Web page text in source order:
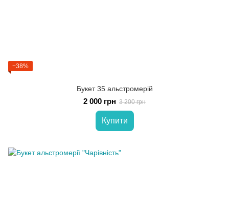
−38%
Букет 35 альстромерій
2 000 грн 3 200 грн
Купити